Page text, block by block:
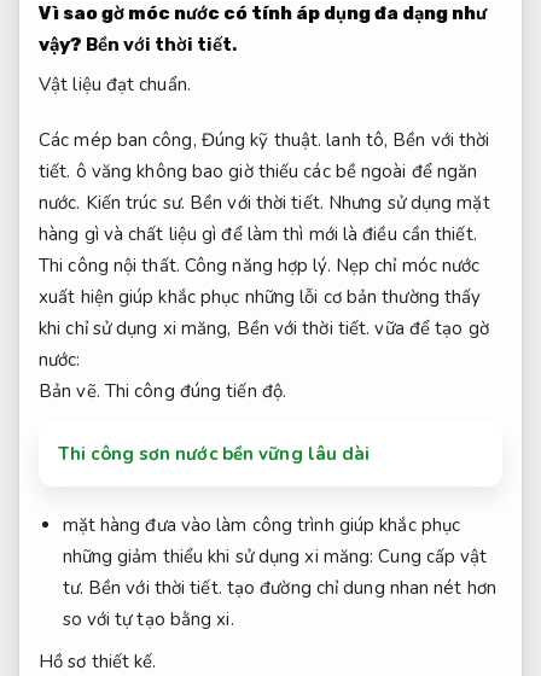
Vì sao gờ móc nước có tính áp dụng đa dạng như
vậy? Bền với thời tiết.
Vật liệu đạt chuẩn.
Các mép ban công, Đúng kỹ thuật. lanh tô, Bền với thời
tiết. ô văng không bao giờ thiếu các bề ngoài để ngăn
nước. Kiến trúc sư. Bền với thời tiết. Nhưng sử dụng mặt
hàng gì và chất liệu gì để làm thì mới là điều cần thiết.
Thi công nội thất. Công năng hợp lý. Nẹp chỉ móc nước
xuất hiện giúp khắc phục những lỗi cơ bản thường thấy
khi chỉ sử dụng xi măng, Bền với thời tiết. vữa để tạo gờ
nước:
Bản vẽ. Thi công đúng tiến độ.
Thi công sơn nước bền vững lâu dài
mặt hàng đưa vào làm công trình giúp khắc phục
những giảm thiểu khi sử dụng xi măng:Cung cấp vật
tư. Bền với thời tiết. tạo đường chỉ dung nhan nét hơn
so với tự tạo bằng xi.
Hồ sơ thiết kế.